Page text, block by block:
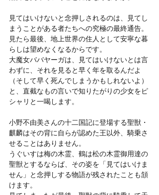
見てはいけないと念押しされるのは、見てし
まうことがある者たちへの究極の最終通告。
見たら最後、地上世界の住人として安寧な暮
らしは望めなくなるからです。
大魔女ババヤーガは、見てはいけないとは言
わずに、それを見ると早く年を取るんだよ
（そして早く死んでしまうかもしれないよ）
と、直截なもの言いで知りたがりの少女をピ
シャリと一喝します。
小野不由美さんの十二国記に登場する聖獣・
麒麟はその背に自らが認めた王以外、騎乗さ
せることはありません。
うぐいすは梅の木霊、鶴は松の木霊御用達の
聖獣とするならば、その姿を「見てはいけま
せん」と念押しする物語が残されたことも頷
けます。